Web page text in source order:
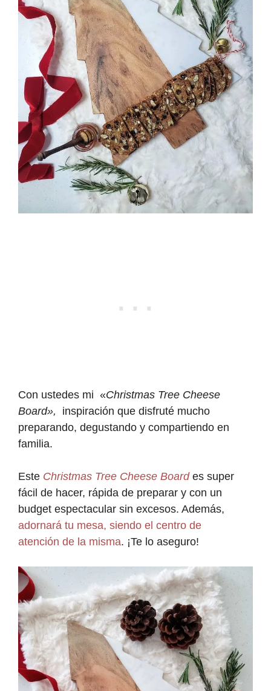
Con ustedes mi «Christmas Tree Cheese
Board», inspiración que disfruté mucho
preparando, degustando y compartiendo en
familia.
Este Christmas Tree Cheese Board es super
fácil de hacer, rápida de preparar y con un
budget espectacular sin excesos. Además,
adornará tu mesa, siendo el centro de
atención de la misma. ¡Te lo aseguro!